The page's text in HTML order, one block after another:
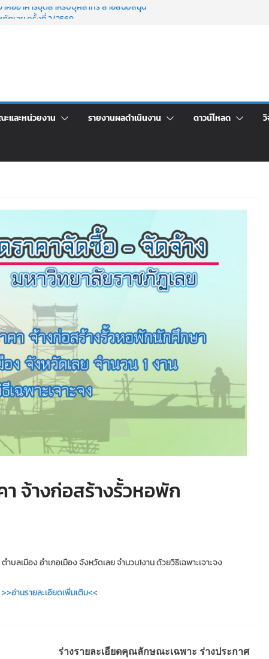
ศัยอาคารชุดสำหรับบุคลากร สายสนับสนุน
ราคา จ้างทำปกปริญญาบัตร จำนวน ๑,๙๗๒ ชุด
มจิตอาสาบำเพ็ญสาธารณประโยชน์ และบำเพ็ญ
ด้วยเงินนอกงบประมาณ ประเภทเงินรายได้
ะและหน่วยงาน รายงานผลดำเนินงาน ดาวน์โหลด
า จ้างก่อสร้างรั้วหอพัก
ลเมือง อำเภอเมือง จังหวัดเลย จำนวน1งาน ด้วยวิธีเฉพาะเจาะจง
อ่านรายละเอียดเพิ่มเติม<<
ร่างรายละเอียดคุณลักษณะเฉพาะ ร่างประกาศ